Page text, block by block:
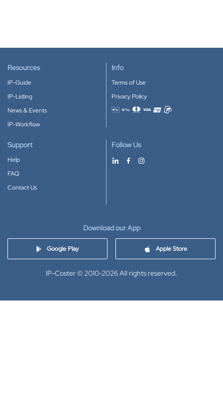
Resources
IP-Guide
IP-Listing
News & Events
IP-Workflow
Info
Terms of Use
Privacy Policy
Accepted payment methods
Support
Help
FAQ
Contact Us
Follow Us
Download our App
Google Play Apple Store
IP-Coster © 2010-2026All rights reserved.